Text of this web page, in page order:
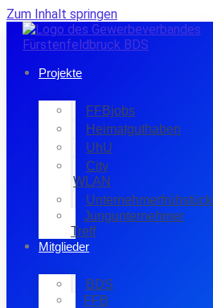
Zum Inhalt springen
Projekte
FFBjobs
Heimatguthaben
UhU
City
WLAN
Unternehmerfrühstück
Jungunternehmer
Treff
Mitglieder
BDS
FFB